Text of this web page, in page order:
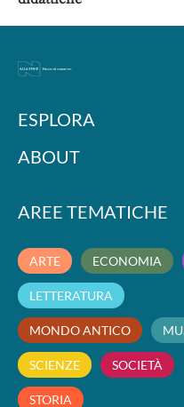
ESPLORA
ABOUT
AREE TEMATICHE
ARTE ECONOMIA
LETTERATURA
MONDO ANTICO
SCIENZE SOCIETÀ
STORIA